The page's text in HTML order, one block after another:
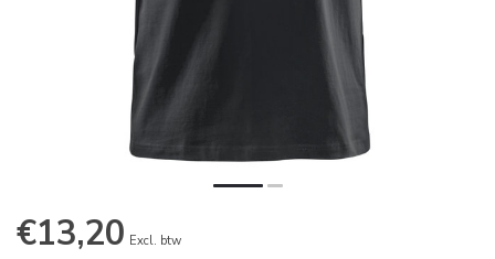
€13,20 Excl. btw